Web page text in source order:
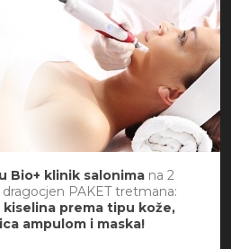
Bio+ klinik salonima na 2
PAKET tretmana:
prema tipu kože,
ampulom i maska!